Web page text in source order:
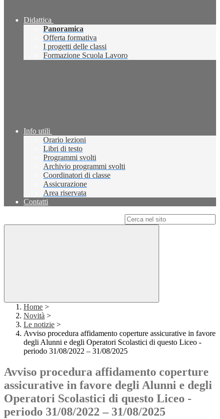
Didattica
Panoramica
Offerta formativa
I progetti delle classi
Formazione Scuola Lavoro
Info utili
Orario lezioni
Libri di testo
Programmi svolti
Archivio programmi svolti
Coordinatori di classe
Assicurazione
Area riservata
Contatti
Home >
Novità >
Le notizie >
Avviso procedura affidamento coperture assicurative in favore
degli Alunni e degli Operatori Scolastici di questo Liceo -
periodo 31/08/2022 – 31/08/2025
Avviso procedura affidamento coperture
assicurative in favore degli Alunni e degli
Operatori Scolastici di questo Liceo -
periodo 31/08/2022 – 31/08/2025